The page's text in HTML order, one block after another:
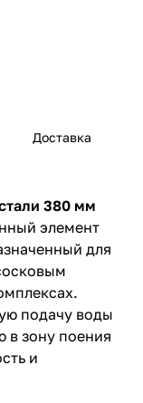
Доставка
380 мм
элемент
для
подачу воды
в зону поения
и